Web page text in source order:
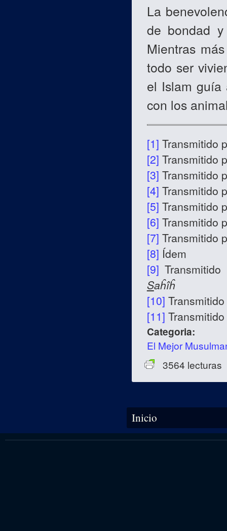
La
de bondad
Mientras
todo ser
el Islam guía
con los
[1] Transmitido
[2] Transmitido
[3] Transmitido
[4] Transmitido
[5] Transmitido
[6] Transmitido
[7] Transmitido
[8] Ídem
[9]
Saĥîĥ
[10]
[11]
Categoria:
El Mejor
3564 lecturas
Se encuentra usted aquí
Inicio